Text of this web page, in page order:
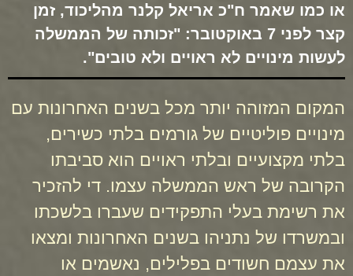
או כמו שאמר ח"כ אריאל קלנר מהליכוד, זמן
קצר לפני 7 באוקטובר: "זכותה של הממשלה
לעשות מינויים לא ראויים ולא טובים".
המקום המזוהה יותר מכל בשנים האחרונות עם
מינויים פוליטיים של גורמים בלתי כשירים,
בלתי מקצועיים ובלתי ראויים הוא סביבתו
הקרובה של ראש הממשלה עצמו. די להזכיר
את רשימת בעלי התפקידים שעברו בלשכתו
ובמשרדו של נתניהו בשנים האחרונות ומצאו
את עצמם חשודים בפלילים, נאשמים או